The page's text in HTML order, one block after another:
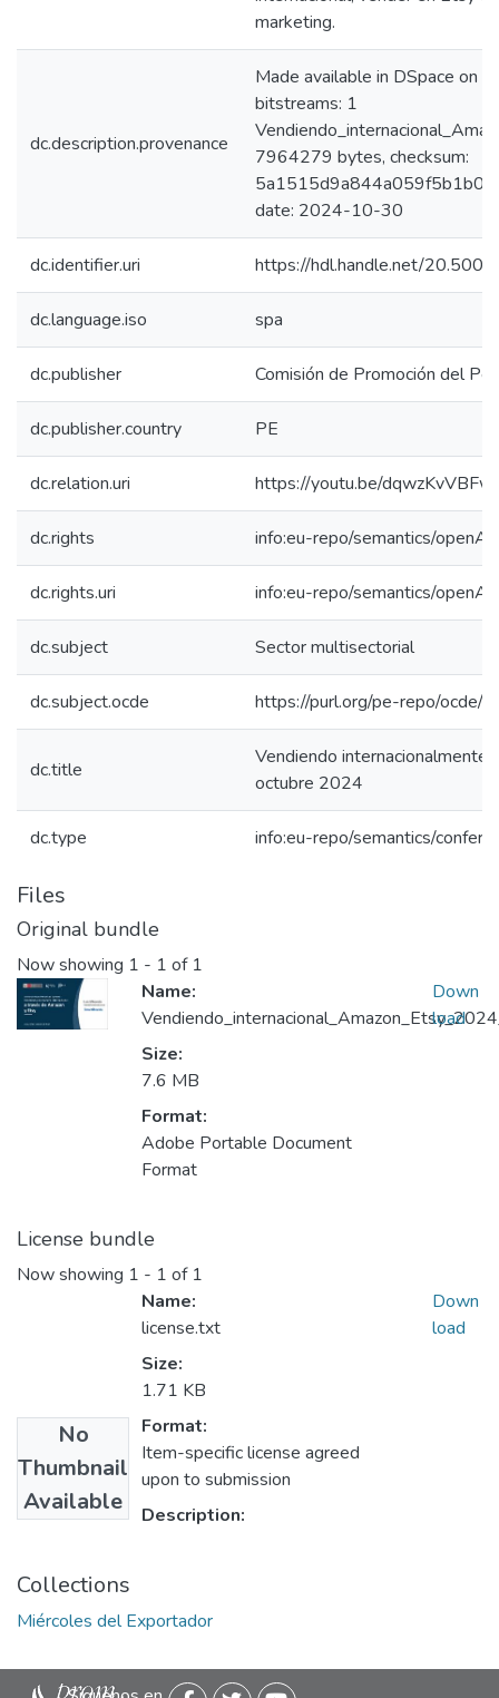
marketing.
dc.description.provenance
Made available in DSpace on
bitstreams: 1
7964279 bytes, checksum:
date: 2024-10-30
dc.identifier.uri https://hdl.handle.net/
dc.language.iso spa
dc.publisher Comisión de Promoción del
dc.publisher.country PE
dc.relation.uri https://youtu.be/
dc.rights info:eu-repo/semantics/
dc.rights.uri info:eu-repo/semantics/
dc.subject Sector multisectorial
dc.subject.ocde https://purl.org/pe-repo/ocde/
dc.title
Vendiendo
octubre 2024
dc.type info:eu-repo/semantics/
Files
Original bundle
Now showing 1 - 1 of 1
Name:
Size:
7.6 MB
Format:
Adobe Portable Document
Format
Down
load
License bundle
Now showing 1 - 1 of 1
No
Thumbnail
Available
Name:
license.txt
Size:
1.71 KB
Format:
Item-specific license agreed
upon to submission
Description:
Down
load
Collections
Miércoles del Exportador